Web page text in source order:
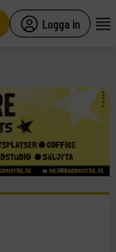
Logga in